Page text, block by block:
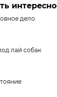
интересно
дело
лай собак